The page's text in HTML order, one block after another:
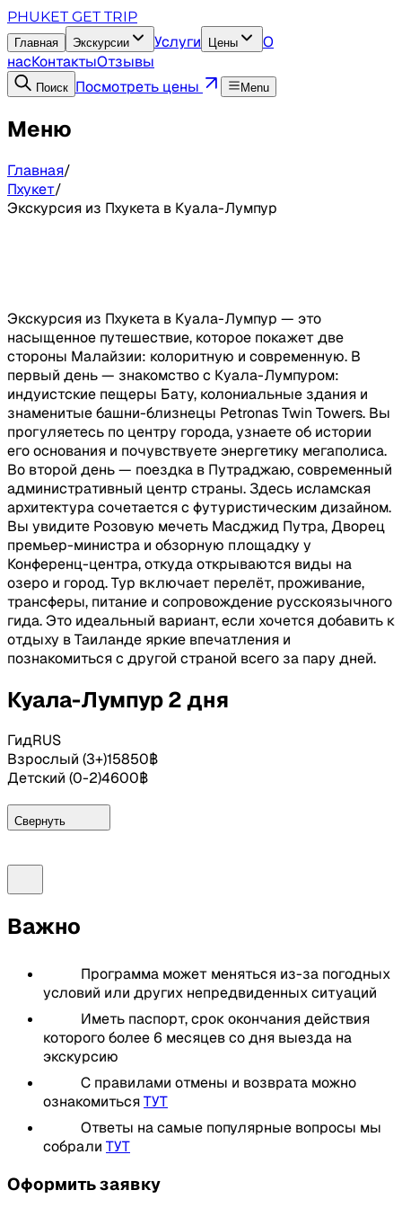
PHUKET GET TRIP
Главная Экскурсии Услуги Цены
О
насКонтактыОтзывы
Поиск Посмотреть цены Menu
Меню
Главная/
Пхукет/
Экскурсия из Пхукета в Куала-Лумпур
Экскурсия из Пхукета в Куала-Лумпур — это
насыщенное путешествие, которое покажет две
стороны Малайзии: колоритную и современную. В
первый день — знакомство с Куала-Лумпуром:
индуистские пещеры Бату, колониальные здания и
знаменитые башни-близнецы Petronas Twin Towers. Вы
прогуляетесь по центру города, узнаете об истории
его основания и почувствуете энергетику мегаполиса.
Во второй день — поездка в Путраджаю, современный
административный центр страны. Здесь исламская
архитектура сочетается с футуристическим дизайном.
Вы увидите Розовую мечеть Масджид Путра, Дворец
премьер-министра и обзорную площадку у
Конференц-центра, откуда открываются виды на
озеро и город. Тур включает перелёт, проживание,
трансферы, питание и сопровождение русскоязычного
гида. Это идеальный вариант, если хочется добавить к
отдыху в Таиланде яркие впечатления и
познакомиться с другой страной всего за пару дней.
Куала-Лумпур 2 дня
ГидRUS
Взрослый (3+)15850฿
Детский (0-2)4600฿
Свернуть
Встреча в отеле и отправление в
международный аэропорт Пхукета
Прибытие в международный аэропорт Куала
Лумпура, получение багажа, прохождение
иммиграционного контроля. Встреча с русским
гидом
Начало обзорной экскурсии по Куала Лумпуру.
Гид расскажет вам все о столице, государстве, о
его прошлом и настоящем. Так же посещаем
Индуистский храм в пещерах Batu
Twin Towers с фотосессией на фоне башен
Важно
Программа может меняться из-за погодных
условий или других непредвиденных ситуаций
Иметь паспорт, срок окончания действия
которого более 6 месяцев со дня выезда на
экскурсию
С правилами отмены и возврата можно
ознакомитьсяТУТ
Ответы на самые популярные вопросы мы
собрали ТУТ
Оформить заявку